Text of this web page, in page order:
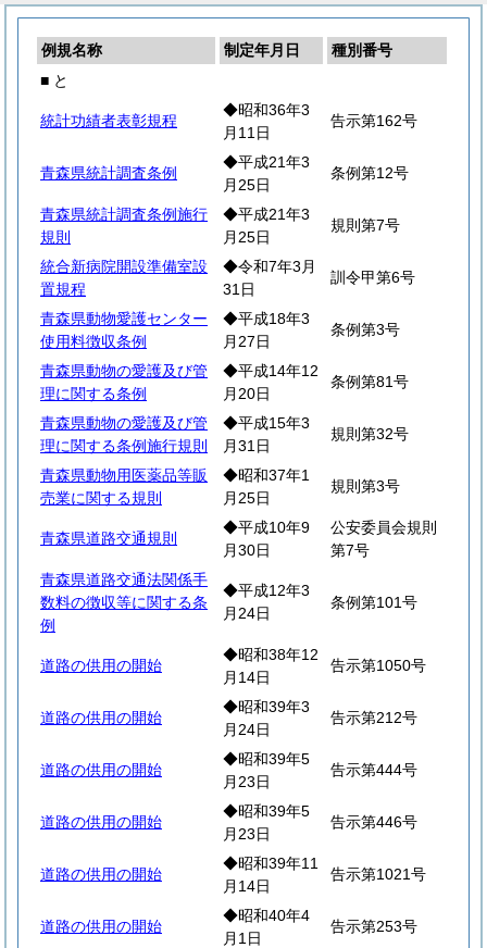
例規名称 制定年月日
種別番号
■ と
統計功績者表彰規程
◆昭和36年3
月11日
告示第162号
青森県統計調査条例
◆平成21年3
月25日
条例第12号
青森県統計調査条例施行
規則
◆平成21年3
月25日
規則第7号
統合新病院開設準備室設
置規程
◆令和7年3月
31日
訓令甲第6号
青森県動物愛護センター
使用料徴収条例
◆平成18年3
月27日
条例第3号
青森県動物の愛護及び管
理に関する条例
◆平成14年12
月20日
条例第81号
青森県動物の愛護及び管
理に関する条例施行規則
◆平成15年3
月31日
規則第32号
青森県動物用医薬品等販
売業に関する規則
◆昭和37年1
月25日
規則第3号
青森県道路交通規則
◆平成10年9
月30日
公安委員会規則
第7号
青森県道路交通法関係手
数料の徴収等に関する条
例
◆平成12年3
月24日
条例第101号
道路の供用の開始
◆昭和38年12
月14日
告示第1050号
道路の供用の開始
◆昭和39年3
月24日
告示第212号
道路の供用の開始
◆昭和39年5
月23日
告示第444号
道路の供用の開始
◆昭和39年5
月23日
告示第446号
道路の供用の開始
◆昭和39年11
月14日
告示第1021号
道路の供用の開始
◆昭和40年4
月1日
告示第253号